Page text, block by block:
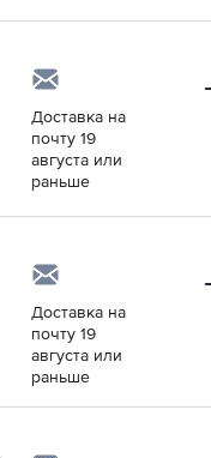
Доставка на
почту 19
августа или
раньше
Доставка на
почту 19
августа или
раньше